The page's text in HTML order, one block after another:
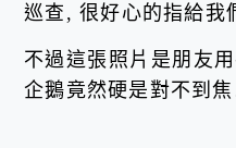
巡查, 很好心的指給我
不過這張照片是朋友
企鵝竟然硬是對不到